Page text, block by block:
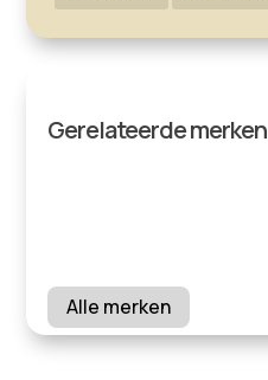
Gerelateerde merken
Alle merken